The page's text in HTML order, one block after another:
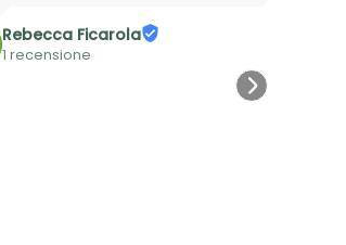
Rebecca Ficarola
1 recensione